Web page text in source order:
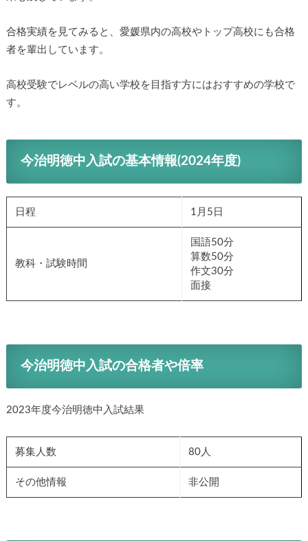
合格実績を見てみると、愛媛県内の高校やトップ高校にも合格
者を輩出しています。
高校受験でレベルの高い学校を目指す方にはおすすめの学校で
す。
今治明徳中入試の基本情報(2024年度)
日程 1月5日
教科・試験時間
国語50分
算数50分
作文30分
面接
今治明徳中入試の合格者や倍率
2023年度今治明徳中入試結果
募集人数 80人
その他情報 非公開